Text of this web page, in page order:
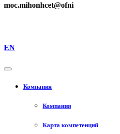
moc.mihonhcet@ofni
EN
Компания
Компания
Карта компетенций